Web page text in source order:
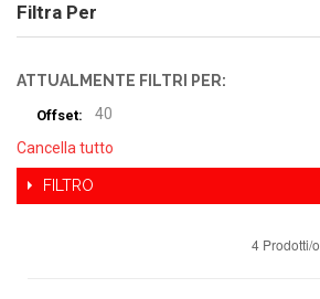
Filtra Per
ATTUALMENTE FILTRI PER:
Offset:
40
Cancella tutto
FILTRO
4 Prodotti/o